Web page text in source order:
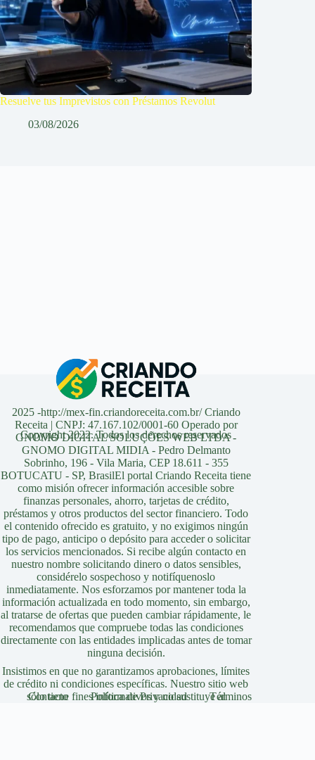
Resuelve tus Imprevistos con Préstamos Revolut
03/08/2026
Copyright 2022. Todos los derechos reservados
2025 -http://mex-fin.criandoreceita.com.br/ Criando
Receita | CNPJ: 47.167.102/0001-60 Operado por
GNOMO DIGITAL SOLUÇÕES WEB LTDA -
GNOMO DIGITAL MIDIA - Pedro Delmanto
Sobrinho, 196 - Vila Maria, CEP 18.611 - 355
BOTUCATU - SP, BrasilEl portal Criando Receita tiene
como misión ofrecer información accesible sobre
finanzas personales, ahorro, tarjetas de crédito,
préstamos y otros productos del sector financiero. Todo
el contenido ofrecido es gratuito, y no exigimos ningún
tipo de pago, anticipo o depósito para acceder o solicitar
los servicios mencionados. Si recibe algún contacto en
nuestro nombre solicitando dinero o datos sensibles,
considérelo sospechoso y notifíquenoslo
inmediatamente. Nos esforzamos por mantener toda la
información actualizada en todo momento, sin embargo,
al tratarse de ofertas que pueden cambiar rápidamente, le
recomendamos que compruebe todas las condiciones
directamente con las entidades implicadas antes de tomar
ninguna decisión.
Insistimos en que no garantizamos aprobaciones, límites
de crédito ni condiciones específicas. Nuestro sitio web
sólo tiene fines informativos y no sustituye al
Contacto Política de Privacidad Términos